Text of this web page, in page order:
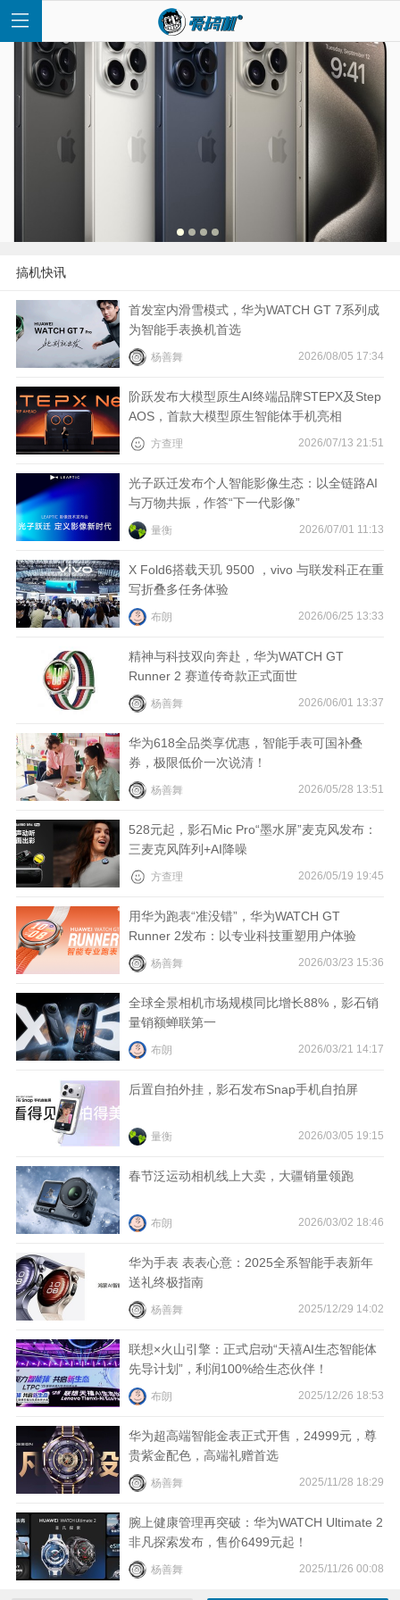
评
测
视
频
科
普
体
题
搞机快讯
首发室内滑雪模式，华为WATCH GT 7系列成
为智能手表换机首选
杨善舞 2026/08/05 17:34
阶跃发布大模型原生AI终端品牌STEPX及Step
AOS，首款大模型原生智能体手机亮相
方查理 2026/07/13 21:51
光子跃迁发布个人智能影像生态：以全链路AI
与万物共振，作答“下一代影像”
量衡 2026/07/01 11:13
X Fold6搭载天玑 9500 ，vivo 与联发科正在重
写折叠多任务体验
布朗 2026/06/25 13:33
精神与科技双向奔赴，华为WATCH GT
Runner 2 赛道传奇款正式面世
杨善舞 2026/06/01 13:37
华为618全品类享优惠，智能手表可国补叠
券，极限低价一次说清！
杨善舞 2026/05/28 13:51
528元起，影石Mic Pro“墨水屏”麦克风发布：
三麦克风阵列+AI降噪
方查理 2026/05/19 19:45
用华为跑表“准没错”，华为WATCH GT
Runner 2发布：以专业科技重塑用户体验
杨善舞 2026/03/23 15:36
全球全景相机市场规模同比增长88%，影石销
量销额蝉联第一
布朗 2026/03/21 14:17
后置自拍外挂，影石发布Snap手机自拍屏
量衡 2026/03/05 19:15
春节泛运动相机线上大卖，大疆销量领跑
布朗 2026/03/02 18:46
华为手表 表表心意：2025全系智能手表新年
送礼终极指南
杨善舞 2025/12/29 14:02
联想×火山引擎：正式启动“天禧AI生态智能体
先导计划”，利润100%给生态伙伴！
布朗 2025/12/26 18:53
华为超高端智能金表正式开售，24999元，尊
贵紫金配色，高端礼赠首选
杨善舞 2025/11/28 18:29
腕上健康管理再突破：华为WATCH Ultimate 2
非凡探索发布，售价6499元起！
杨善舞 2025/11/26 00:08